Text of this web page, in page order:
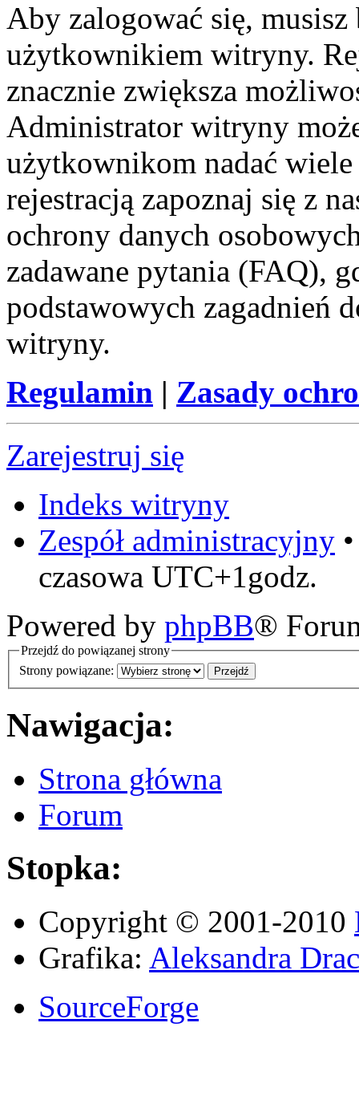
Aby zalogować się,
użytkownikiem witryny.
znacznie zwiększa
Administrator witryny
użytkownikom nadać
rejestracją zapoznaj się z
ochrony danych
zadawane pytania (FAQ),
podstawowych zagadnień
witryny.
Regulamin | Zasady
Zarejestruj się
Indeks witryny
Zespół administracyjny
czasowa UTC+1godz.
Powered by phpBB®
Przejdź do powiązanej strony
Strony powiązane:
Nawigacja:
Strona główna
Forum
Stopka:
Copyright © 2001-2010
Grafika: Aleksandra
SourceForge